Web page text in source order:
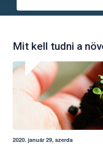
Mit kell tudni a
2020. január 29, szerda